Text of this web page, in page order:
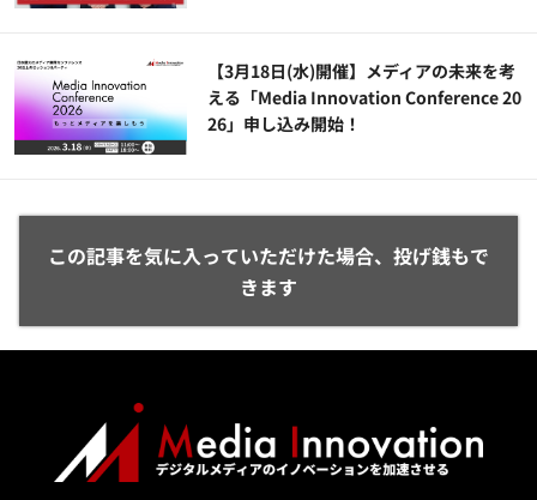
【3月18日(水)開催】メディアの未来を考
える「Media Innovation Conference 20
26」申し込み開始！
この記事を気に入っていただけた場合、投げ銭もで
きます